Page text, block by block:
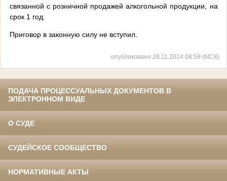
связанной с розничной продажей алкогольной продукции, на
срок 1 год.
Приговор в законную силу не вступил.
опубликовано 28.11.2024 08:59 (МСК)
ПОДАЧА ПРОЦЕССУАЛЬНЫХ ДОКУМЕНТОВ В
ЭЛЕКТРОННОМ ВИДЕ
О СУДЕ
СУДЕЙСКОЕ СООБЩЕСТВО
НОРМАТИВНЫЕ АКТЫ